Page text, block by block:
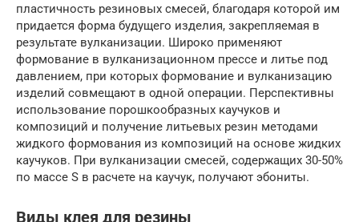
пластичность резиновых смесей, благодаря которой им
придается форма будущего изделия, закрепляемая в
результате вулканизации. Широко применяют
формование в вулканизационном прессе и литье под
давлением, при которых формование и вулканизацию
изделий совмещают в одной операции. Перспективны
использование порошкообразных каучуков и
композиций и получение литьевых резин методами
жидкого формования из композиций на основе жидких
каучуков. При вулканизации смесей, содержащих 30-50%
по массе S в расчете на каучук, получают эбониты.
Виды клея для резины